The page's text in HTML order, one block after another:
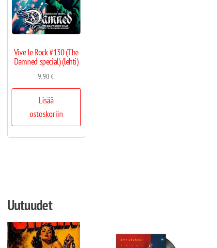
Vive le Rock #130 (The
Damned special) (lehti)
9,90€
Lisää
ostoskoriin
Uutuudet